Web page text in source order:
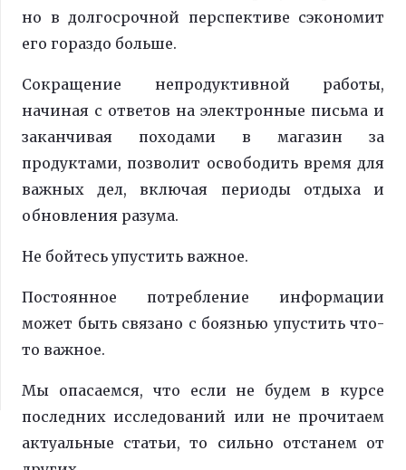
но в долгосрочной перспективе сэкономит
его гораздо больше.
Сокращение непродуктивной работы,
начиная с ответов на электронные письма и
заканчивая походами в магазин за
продуктами, позволит освободить время для
важных дел, включая периоды отдыха и
обновления разума.
Не бойтесь упустить важное.
Постоянное потребление информации
может быть связано с боязнью упустить что-
то важное.
Мы опасаемся, что если не будем в курсе
последних исследований или не прочитаем
актуальные статьи, то сильно отстанем от